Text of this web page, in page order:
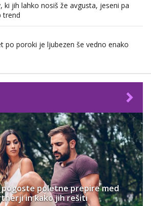
ki jih lahko nosiš že avgusta, jeseni pa
trend
po poroki je ljubezen še vedno enako
pogoste poletne prepire med
in kako jih rešiti